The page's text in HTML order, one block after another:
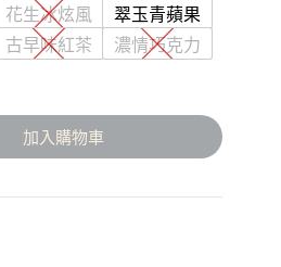
花生冰炫風
翠玉青蘋果
古早味紅茶
濃情巧克力
加入購物車